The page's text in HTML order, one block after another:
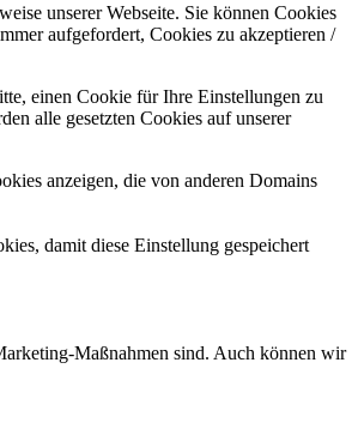
unserer Webseite. Sie können Cookies
aufgefordert, Cookies zu akzeptieren /
einen Cookie für Ihre Einstellungen zu
alle gesetzten Cookies auf unserer
anzeigen, die von anderen Domains
damit diese Einstellung gespeichert
Maßnahmen sind. Auch können wir